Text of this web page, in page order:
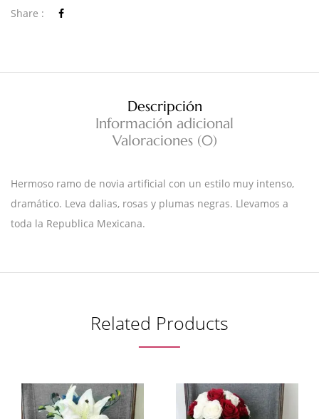
Share :
Descripción
Información adicional
Valoraciones (0)
Hermoso ramo de novia artificial con un estilo muy intenso,
dramático. Leva dalias, rosas y plumas negras. Llevamos a
toda la Republica Mexicana.
Related Products